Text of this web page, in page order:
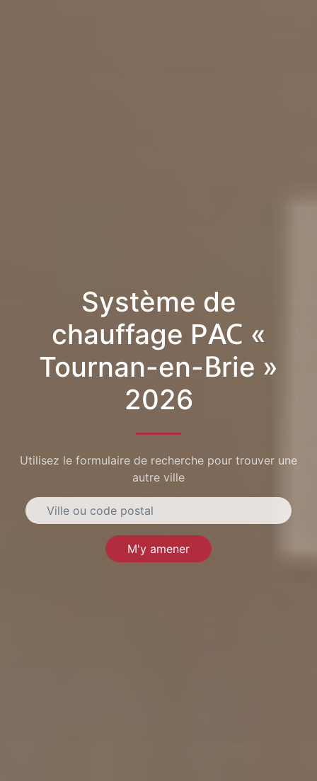
Système de
chauffage PAC «
Tournan-en-Brie »
2026
Utilisez le formulaire de recherche pour trouver une
autre ville
M'y amener